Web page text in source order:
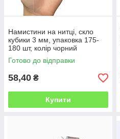
Намистини на нитці, скло
кубики 3 мм, упаковка 175-
180 шт, колір чорний
Готово до відправки
58,40 ₴
Купити